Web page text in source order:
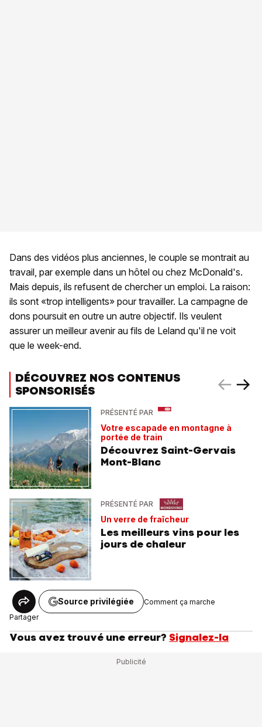
Dans des vidéos plus anciennes, le couple se montrait au
travail, par exemple dans un hôtel ou chez McDonald's.
Mais depuis, ils refusent de chercher un emploi. La raison:
ils sont «trop intelligents» pour travailler. La campagne de
dons poursuit en outre un autre objectif. Ils veulent
assurer un meilleur avenir au fils de Leland qu'il ne voit
que le week-end.
DÉCOUVREZ NOS CONTENUS
SPONSORISÉS
PRÉSENTÉ PAR
Votre escapade en montagne à
portée de train
Découvrez Saint-Gervais
Mont-Blanc
PRÉSENTÉ PAR
Un verre de fraîcheur
Les meilleurs vins pour les
jours de chaleur
Partager
Source privilégiée Comment ça marche
Vous avez trouvé une erreur? Signalez-la